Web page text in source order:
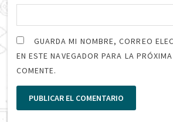
GUARDA MI NOMBRE, CORREO
EN ESTE NAVEGADOR PARA LA
COMENTE.